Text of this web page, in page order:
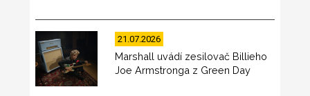
21.07.2026
Marshall uvádí zesilovač Billieho
Joe Armstronga z Green Day